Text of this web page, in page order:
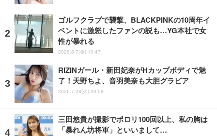
ゴルフクラブで襲撃、BLACKPINKの10周年イ
ベントに激怒したファンの説も…YG本社で女
性が暴れる
2026.8.7(金) 10:47
RIZINガール・新田妃奈がHカップボディで魅
了！天野ちよ、音羽美奈も大胆グラビア
2026.7.28(火) 20:58
三田悠貴が撮影でポロリ100回以上、私の胸は
「暴れん坊将軍」といいまして…